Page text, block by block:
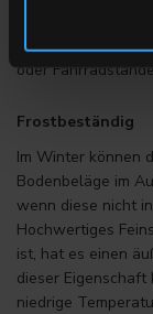
personalisierten
Spezialteile für
oder
Frostbeständig
Im Winter können
Bodenbeläge im
wenn diese nicht
Hochwertiges
ist, hat es einen
dieser Eigenschaft
niedrige